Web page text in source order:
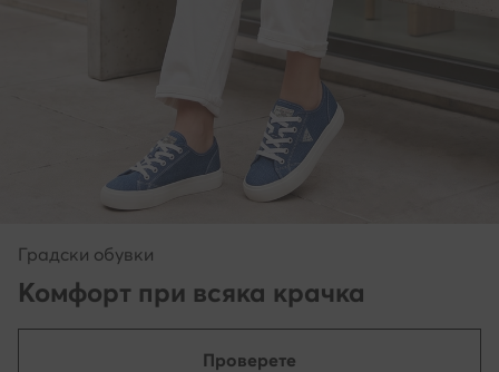
Градски обувки
Комфорт при всяка крачка
Проверете